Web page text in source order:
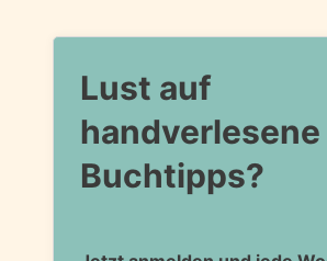
Lust auf
handverlesene
Buchtipps?